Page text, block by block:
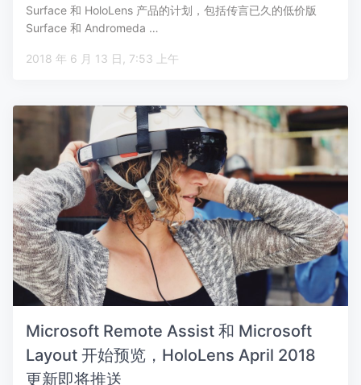
Surface 和 HoloLens 产品的计划，包括传言已久的低价版
Surface 和 Andromeda …
2018 年 6 月 13 日, 7:53 上午
Microsoft Remote Assist 和 Microsoft
Layout 开始预览，HoloLens April 2018
更新即将推送